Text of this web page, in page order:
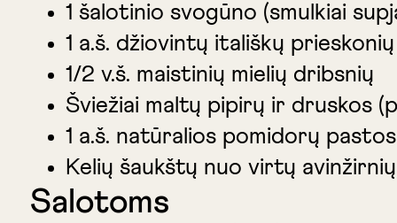
1 šalotinio svogūno (smulkiai
1 a.š. džiovintų itališkų
1/2 v.š. maistinių mielių dribsnių
Šviežiai maltų pipirų ir druskos
1 a.š. natūralios pomidorų pastos
Kelių šaukštų nuo virtų
Salotoms